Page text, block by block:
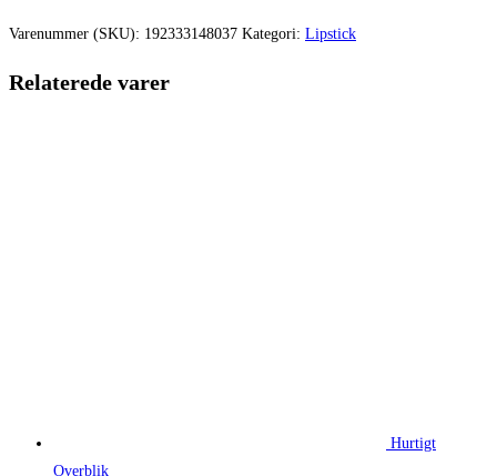
var:
er:
Varenummer (SKU): 192333148037 Kategori: Lipstick
Relaterede varer
Hurtigt
Overblik